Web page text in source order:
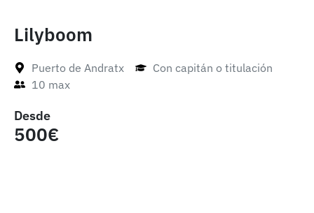
Lilyboom
Puerto de Andratx
Con capitán o titulación
10 max
Desde
500€